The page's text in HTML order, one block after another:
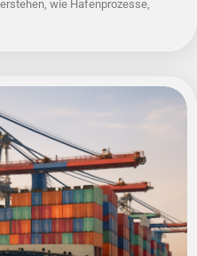
wie Hafenprozesse,